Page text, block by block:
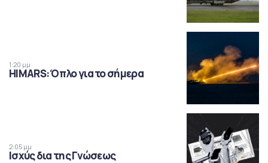
1:20 μμ
HIMARS: Όπλο για το σήμερα
2:05 μμ
Ισχύς δια της Γνώσεως